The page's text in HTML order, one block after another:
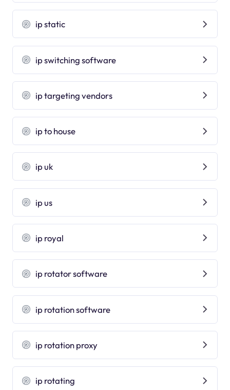
ip static
ip switching software
ip targeting vendors
ip to house
ip uk
ip us
ip royal
ip rotator software
ip rotation software
ip rotation proxy
ip rotating